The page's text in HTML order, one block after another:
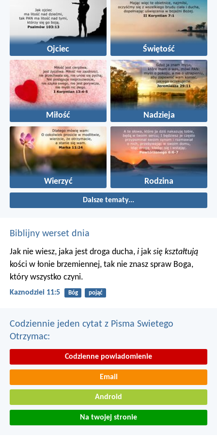
Ojciec Świętość
Miłość Nadzieja
Wierzyć Rodzina
Dalsze tematy...
Biblijny werset dnia
Jak nie wiesz, jaka jest droga ducha, i jak się kształtują
kości w łonie brzemiennej, tak nie znasz spraw Boga,
który wszystko czyni.
Kaznodziei 11:5 Bóg pojąć
Codziennie jeden cytat z Pisma Swietego
Otrzymac:
Codzienne powiadomienie
Email
Android
Na twojej stronie